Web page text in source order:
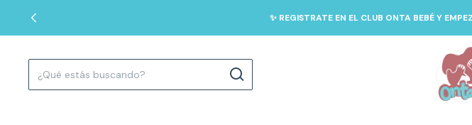
✨ REGISTRATE EN EL CLUB ONTA BEBÉ Y